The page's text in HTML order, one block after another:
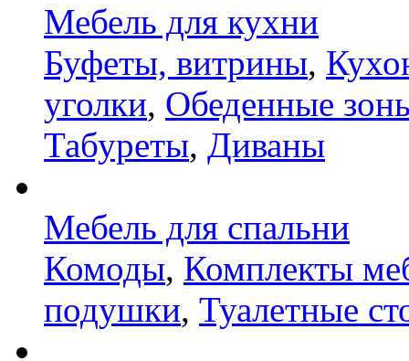
Мебель для кухни
Буфеты, витрины,
уголки, Обеденные
Табуреты, Диваны
Мебель для спальни
Комоды, Комплекты
подушки, Туалетные